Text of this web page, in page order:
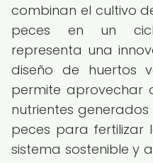
combinan el cultivo
peces en un
representa una
diseño de huertos
permite aprovechar
nutrientes
peces para fertilizar
sistema sostenible y